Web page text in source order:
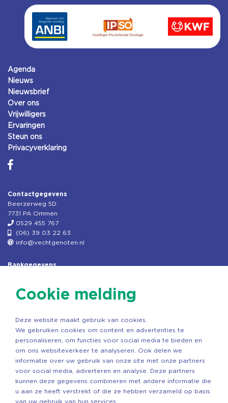
Agenda
Nieuws
Nieuwsbrief
Over ons
Vrijwilligers
Ervaringen
Steun ons
Privacyverklaring
Contactgegevens
Beerzerweg 5D.
7731 PA Ommen
0529 455 767
(06) 39 03 22 63
info@vechtgenoten.nl
Bankgegevens
Rek.nr: NL85RABO0127579230
Copyright ©2026 Vechtgenoten
Cookie melding
Deze website maakt gebruik van cookies.
We gebruiken cookies om content en advertenties te
personaliseren, om functies voor social media te bieden en
om ons websiteverkeer te analyseren. Ook delen we
informatie over uw gebruik van onze site met onze partners
voor social media, adverteren en analyse. Deze partners
kunnen deze gegevens combineren met andere informatie die
u aan ze heeft verstrekt of die ze hebben verzameld op basis
van uw gebruik van hun services.